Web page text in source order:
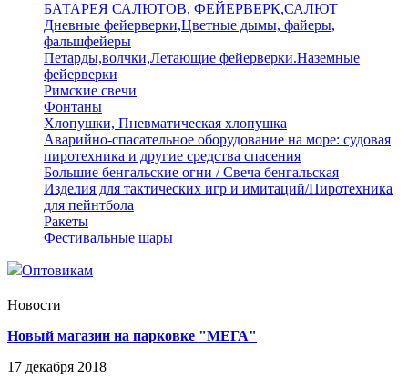
БАТАРЕЯ САЛЮТОВ, ФЕЙЕРВЕРК,САЛЮТ
Дневные фейерверки,Цветные дымы, файеры,
фальшфейеры
Петарды,волчки,Летающие фейерверки.Наземные
фейерверки
Римские свечи
Фонтаны
Хлопушки, Пневматическая хлопушка
Аварийно-спасательное оборудование на море: судовая
пиротехника и другие средства спасения
Большие бенгальские огни / Свеча бенгальская
Изделия для тактических игр и имитаций/Пиротехника
для пейнтбола
Ракеты
Фестивальные шары
Оптовикам
Новости
Новый магазин на парковке "МЕГА"
17 декабря 2018